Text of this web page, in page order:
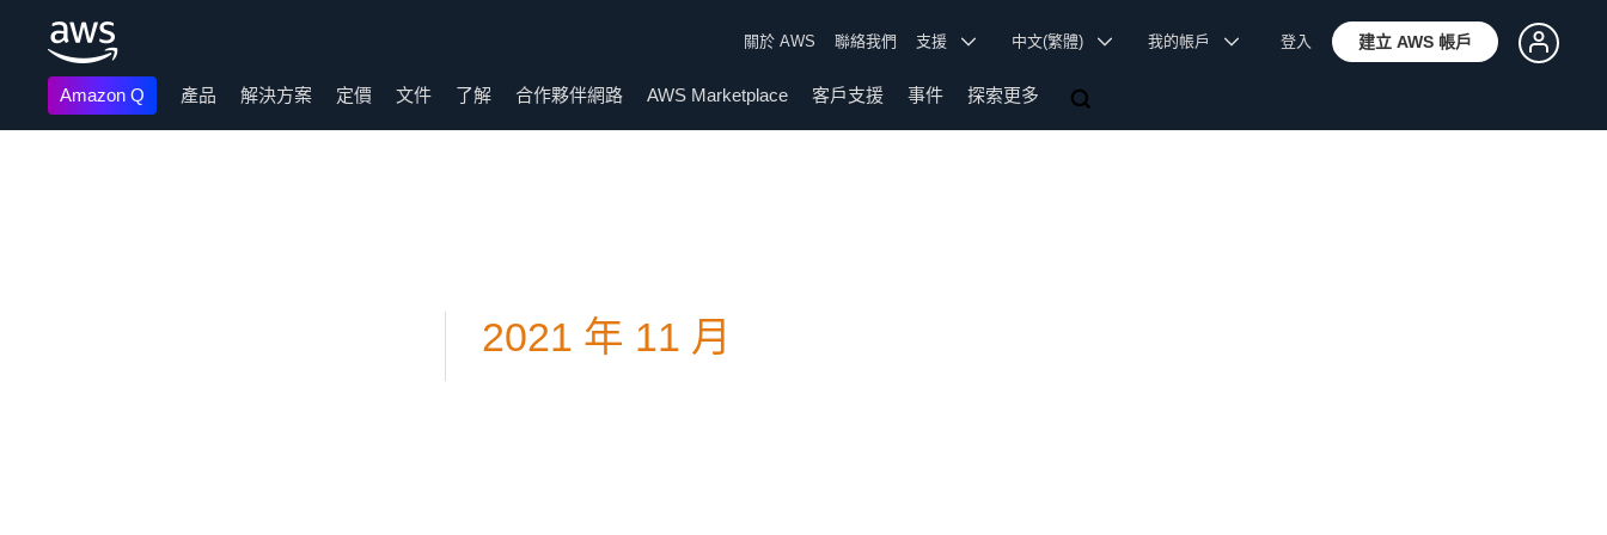
關於 AWS 聯絡我們 支援 中文(繁體) 我的帳戶 登入 建立 AWS 帳戶
Amazon Q 產品 解決方案 定價 文件 了解 合作夥伴網路 AWS Marketplace 客戶支援 事件 探索更多
2021 年 11 月